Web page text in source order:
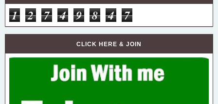
1 2 7 4 9 8 4 7
CLICK HERE & JOIN